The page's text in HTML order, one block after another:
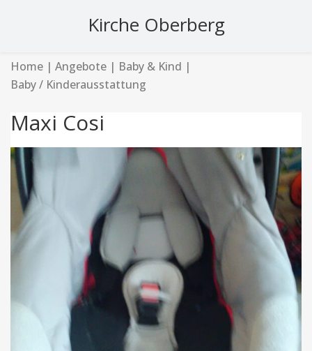
Kirche Oberberg
Home | Angebote | Baby & Kind |
Baby / Kinderausstattung
Maxi Cosi